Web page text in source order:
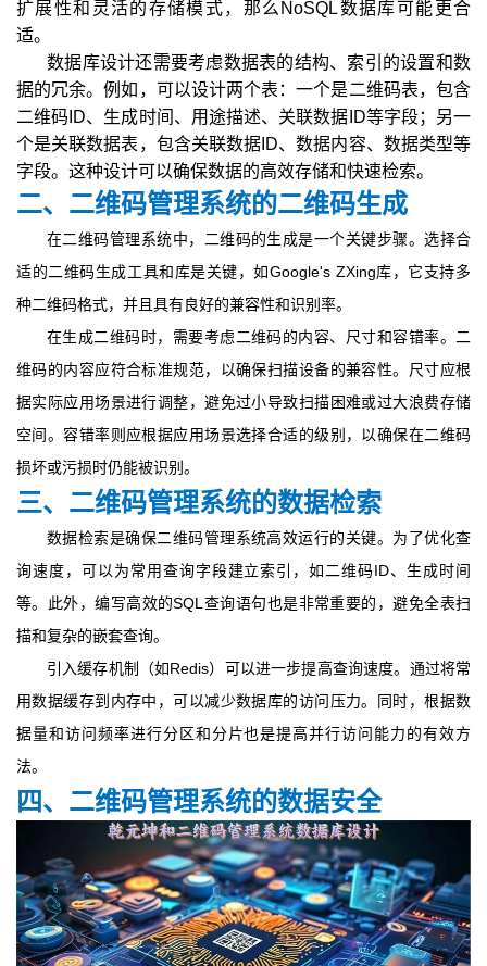
扩展性和灵活的存储模式，那么NoSQL数据库可能更合
适。
数据库设计还需要考虑数据表的结构、索引的设置和数
据的冗余。例如，可以设计两个表：一个是二维码表，包含
二维码ID、生成时间、用途描述、关联数据ID等字段；另一
个是关联数据表，包含关联数据ID、数据内容、数据类型等
字段。这种设计可以确保数据的高效存储和快速检索。
二、二维码管理系统的二维码生成
在二维码管理系统中，二维码的生成是一个关键步骤。选择合
适的二维码生成工具和库是关键，如Google's ZXing库，它支持多
种二维码格式，并且具有良好的兼容性和识别率。
在生成二维码时，需要考虑二维码的内容、尺寸和容错率。二
维码的内容应符合标准规范，以确保扫描设备的兼容性。尺寸应根
据实际应用场景进行调整，避免过小导致扫描困难或过大浪费存储
空间。容错率则应根据应用场景选择合适的级别，以确保在二维码
损坏或污损时仍能被识别。
三、二维码管理系统的数据检索
数据检索是确保二维码管理系统高效运行的关键。为了优化查
询速度，可以为常用查询字段建立索引，如二维码ID、生成时间
等。此外，编写高效的SQL查询语句也是非常重要的，避免全表扫
描和复杂的嵌套查询。
引入缓存机制（如Redis）可以进一步提高查询速度。通过将常
用数据缓存到内存中，可以减少数据库的访问压力。同时，根据数
据量和访问频率进行分区和分片也是提高并行访问能力的有效方
法。
四、二维码管理系统的数据安全